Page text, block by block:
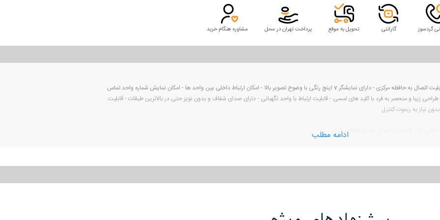
گردسوز گارانتی تحویل به موقع پرداخت تهران در محل مشاوره هنگام خرید
دربازکن تصویری تکنما 7 اینچ C70 ارتباط داخلی دار قابلیت اتصال به حافظه مرکزی - دارای نمایشگر 7 اینچ رنگی با وضوح تصویر بالا - امکان ارتباط داخلی بین واحد ها - امکان نمایش شماره واحد تماس
زیبا و منحصر به فرد با کلید های لمسی - قابلیت ارتباط با واحد نگهبانی - دارای صدای شفاف و بدون نویز حتی در بالاترین طبقات - قابلیت
نیاز به ریموت کنترل
ادامه مطلب